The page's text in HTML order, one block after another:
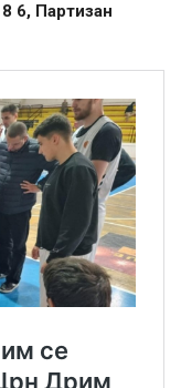
6, Партизан